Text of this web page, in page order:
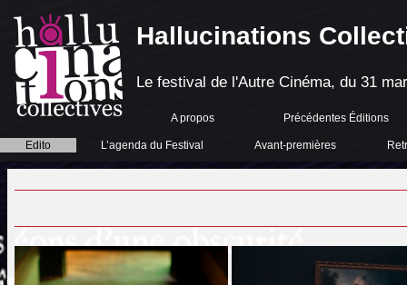
Hallucinations
Le festival de l'Autre Cinéma, du 31
A propos Précédentes Éditions
Edito L’agenda du Festival Avant-premières